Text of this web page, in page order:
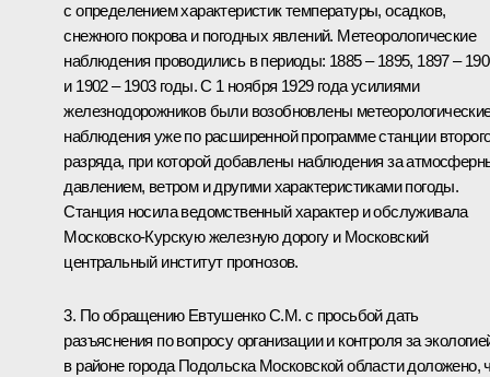
с определением характеристик температуры, осадков,
снежного покрова и погодных явлений. Метеорологические
наблюдения проводились в периоды: 1885 – 1895, 1897 –
и 1902 – 1903 годы. С 1 ноября 1929 года усилиями
железнодорожников были возобновлены
наблюдения уже по расширенной программе станции
разряда, при которой добавлены наблюдения за
давлением, ветром и другими характеристиками погоды.
Станция носила ведомственный характер и обслуживала
Московско-Курскую железную дорогу и Московский
центральный институт прогнозов.
3. По обращению Евтушенко С.М. с просьбой дать
разъяснения по вопросу организации и контроля за
в районе города Подольска Московской области доложено,